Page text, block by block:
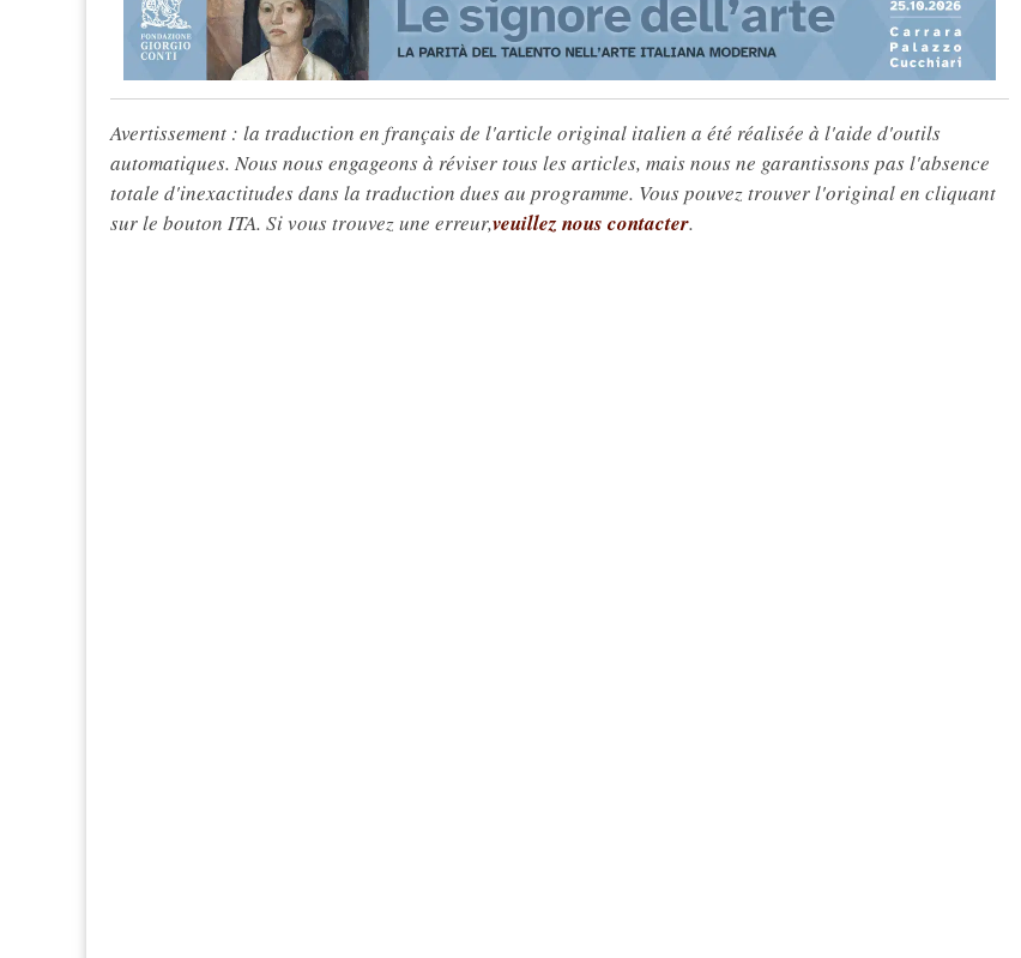
Avertissement : la traduction en français de l'article original italien a été réalisée à l'aide d'outils
automatiques. Nous nous engageons à réviser tous les articles, mais nous ne garantissons pas l'absence
totale d'inexactitudes dans la traduction dues au programme. Vous pouvez trouver l'original en cliquant
sur le bouton ITA. Si vous trouvez une erreur,veuillez nous contacter.